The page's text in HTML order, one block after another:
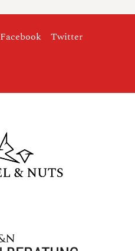
Facebook Twitter